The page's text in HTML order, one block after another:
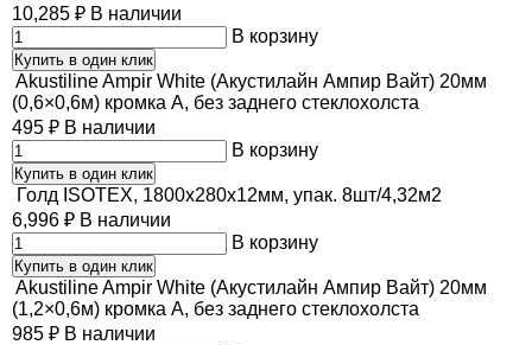
10,285 ₽ В наличии
В корзину
Купить в один клик
Akustiline Ampir White (Акустилайн Ампир Вайт) 20мм
(0,6×0,6м) кромка А, без заднего стеклохолста
495 ₽ В наличии
В корзину
Купить в один клик
Голд ISOTEX, 1800х280х12мм, упак. 8шт/4,32м2
6,996 ₽ В наличии
В корзину
Купить в один клик
Akustiline Ampir White (Акустилайн Ампир Вайт) 20мм
(1,2×0,6м) кромка А, без заднего стеклохолста
985 ₽ В наличии